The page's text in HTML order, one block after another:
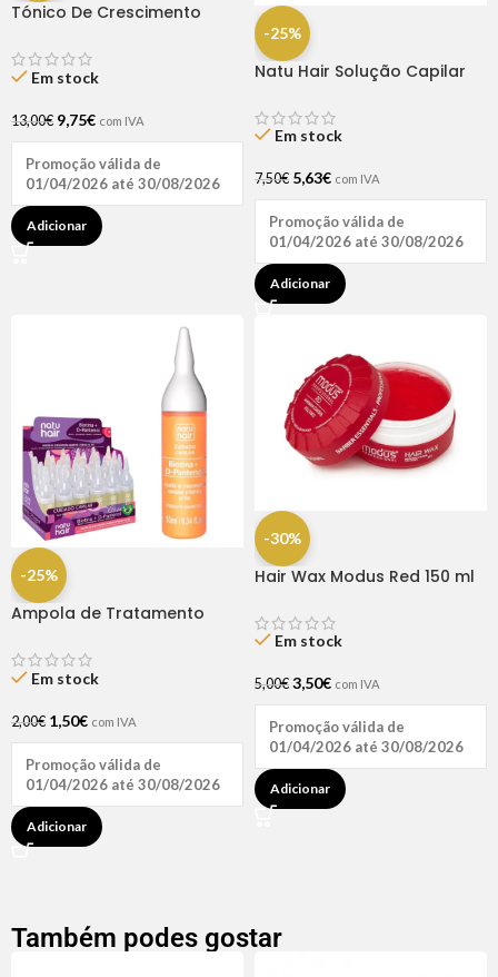
Tónico De Crescimento
Em stock
13,00€ 9,75€ com IVA
Promoção válida de
01/04/2026 até 30/08/2026
Adicionar
-25%
Natu Hair Solução Capilar
Em stock
7,50€ 5,63€ com IVA
Promoção válida de
01/04/2026 até 30/08/2026
Adicionar
-25%
Ampola de Tratamento
Hair (1 UNIDADE)
Em stock
2,00€ 1,50€ com IVA
Promoção válida de
01/04/2026 até 30/08/2026
Adicionar
-30%
Hair Wax Modus Red 150 ml
Em stock
5,00€ 3,50€ com IVA
Promoção válida de
01/04/2026 até 30/08/2026
Adicionar
Também podes gostar